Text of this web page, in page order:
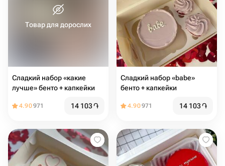
Товар для дорослих
Сладкий набор «какие
лучше» бенто + капкейки
4.90971 14 103֏
Сладкий набор «babe»
бенто + капкейки
4.90971 14 103֏